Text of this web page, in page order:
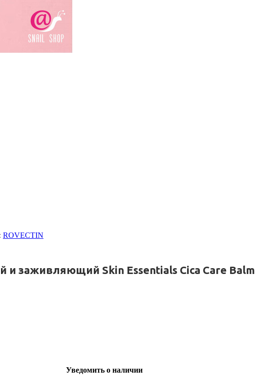
ROVECTIN
и заживляющий Skin Essentials Cica Care Balm
Уведомить о наличии